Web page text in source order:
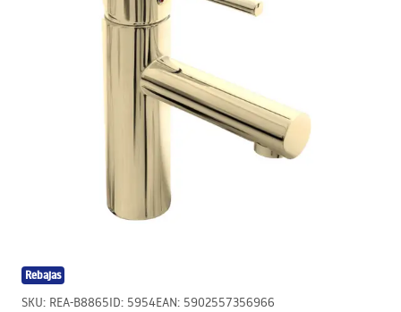
Rebajas
SKU: REA-B8865ID: 5954EAN: 5902557356966